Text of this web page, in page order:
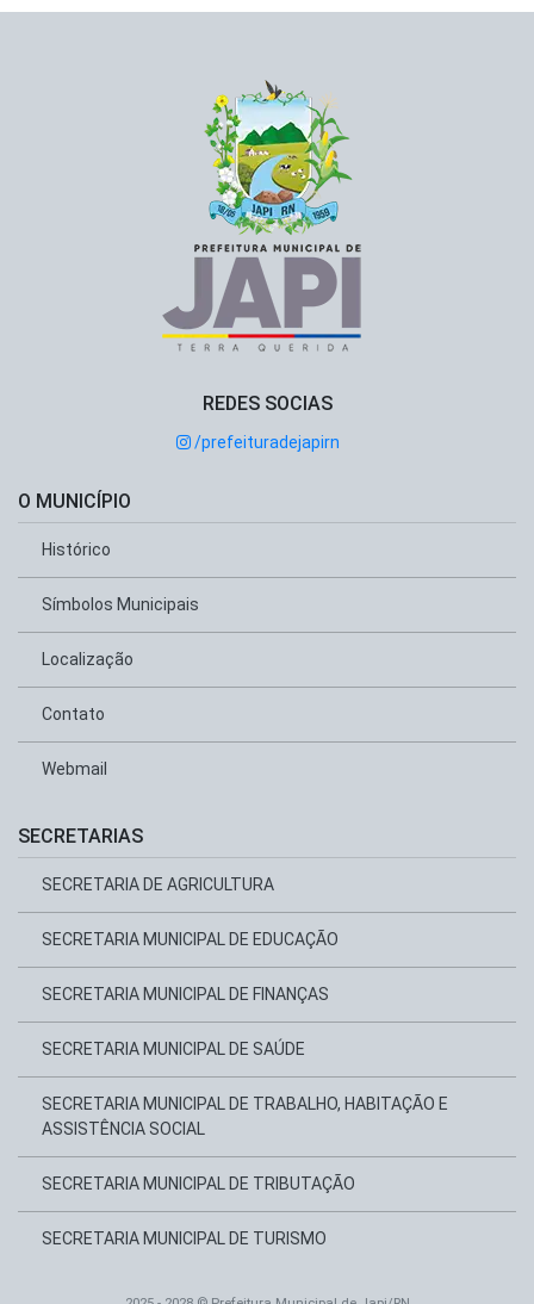
REDES SOCIAS
/prefeituradejapirn
O MUNICÍPIO
Histórico
Símbolos Municipais
Localização
Contato
Webmail
SECRETARIAS
SECRETARIA DE AGRICULTURA
SECRETARIA MUNICIPAL DE EDUCAÇÃO
SECRETARIA MUNICIPAL DE FINANÇAS
SECRETARIA MUNICIPAL DE SAÚDE
SECRETARIA MUNICIPAL DE TRABALHO, HABITAÇÃO E
ASSISTÊNCIA SOCIAL
SECRETARIA MUNICIPAL DE TRIBUTAÇÃO
SECRETARIA MUNICIPAL DE TURISMO